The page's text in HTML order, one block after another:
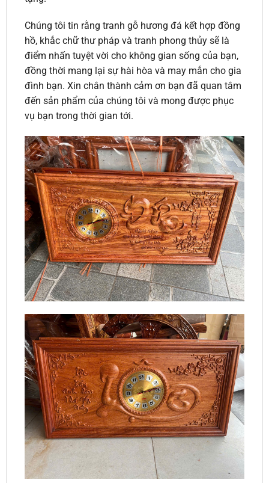
Chúng tôi tin rằng tranh gỗ hương đá kết hợp đồng
hồ, khắc chữ thư pháp và tranh phong thủy sẽ là
điểm nhấn tuyệt vời cho không gian sống của bạn,
đồng thời mang lại sự hài hòa và may mắn cho gia
đình bạn. Xin chân thành cảm ơn bạn đã quan tâm
đến sản phẩm của chúng tôi và mong được phục
vụ bạn trong thời gian tới.